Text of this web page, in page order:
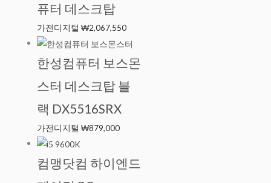
퓨터 데스크탑
가전디지털₩2,067,550
한성컴퓨터 보스몬
스터 데스크탑 블
랙 DX5516SRX
가전디지털₩879,000
컴맹닷컴 하이엔드